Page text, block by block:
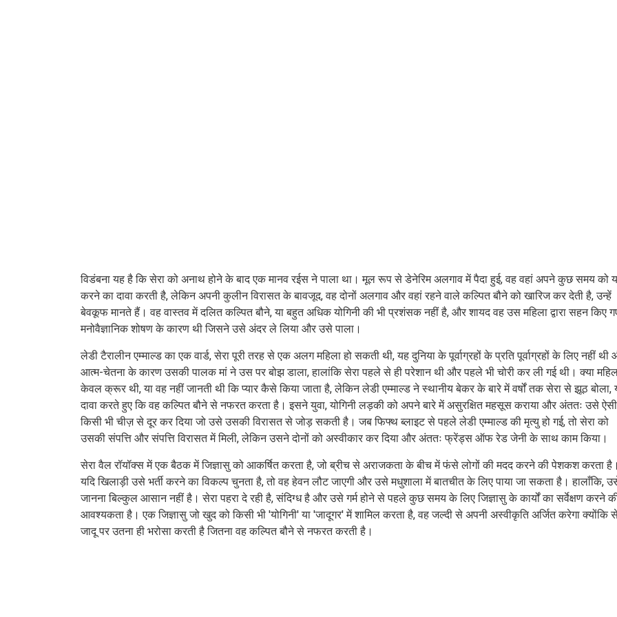
विडंबना यह है कि सेरा को अनाथ होने के बाद एक मानव रईस ने पाला था। मूल रूप से डेनेरिम अलगाव में पैदा हुई, वह वहां अपने कुछ समय को
करने का दावा करती है, लेकिन अपनी कुलीन विरासत के बावजूद, वह दोनों अलगाव और वहां रहने वाले कल्पित बौने को खारिज कर देती है, उन्हें
बेवकूफ मानते हैं। वह वास्तव में दलित कल्पित बौने, या बहुत अधिक योगिनी की भी प्रशंसक नहीं है, और शायद वह उस महिला द्वारा सहन किए
मनोवैज्ञानिक शोषण के कारण थी जिसने उसे अंदर ले लिया और उसे पाला।
लेडी टैरालीन एम्माल्ड का एक वार्ड, सेरा पूरी तरह से एक अलग महिला हो सकती थी, यह दुनिया के पूर्वाग्रहों के प्रति पूर्वाग्रहों के लिए नहीं थी
आत्म-चेतना के कारण उसकी पालक मां ने उस पर बोझ डाला, हालांकि सेरा पहले से ही परेशान थी और पहले भी चोरी कर ली गई थी। क्या
केवल क्रूर थी, या वह नहीं जानती थी कि प्यार कैसे किया जाता है, लेकिन लेडी एम्माल्ड ने स्थानीय बेकर के बारे में वर्षों तक सेरा से झूठ बोला,
दावा करते हुए कि वह कल्पित बौने से नफरत करता है। इसने युवा, योगिनी लड़की को अपने बारे में असुरक्षित महसूस कराया और अंततः उसे ऐसी
किसी भी चीज़ से दूर कर दिया जो उसे उसकी विरासत से जोड़ सकती है। जब फिफ्थ ब्लाइट से पहले लेडी एम्माल्ड की मृत्यु हो गई, तो सेरा को
उसकी संपत्ति और संपत्ति विरासत में मिली, लेकिन उसने दोनों को अस्वीकार कर दिया और अंततः फ्रेंड्स ऑफ रेड जेनी के साथ काम किया।
सेरा वैल रॉयॉक्स में एक बैठक में जिज्ञासु को आकर्षित करता है, जो ब्रीच से अराजकता के बीच में फंसे लोगों की मदद करने की पेशकश करता
यदि खिलाड़ी उसे भर्ती करने का विकल्प चुनता है, तो वह हेवन लौट जाएगी और उसे मधुशाला में बातचीत के लिए पाया जा सकता है। हालाँकि,
जानना बिल्कुल आसान नहीं है। सेरा पहरा दे रही है, संदिग्ध है और उसे गर्म होने से पहले कुछ समय के लिए जिज्ञासु के कार्यों का सर्वेक्षण करने
आवश्यकता है। एक जिज्ञासु जो खुद को किसी भी 'योगिनी' या 'जादूगर' में शामिल करता है, वह जल्दी से अपनी अस्वीकृति अर्जित करेगा क्योंकि
जादू पर उतना ही भरोसा करती है जितना वह कल्पित बौने से नफरत करती है।